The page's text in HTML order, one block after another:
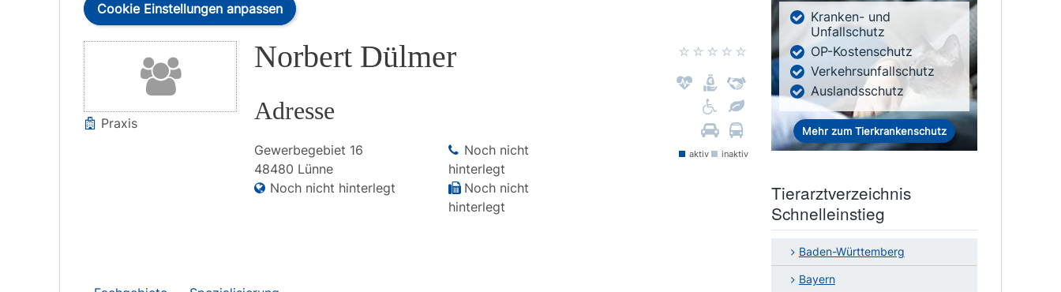
Cookie Einstellungen anpassen
Praxis
Norbert Dülmer
Adresse
Gewerbegebiet 16
48480 Lünne
Noch nicht hinterlegt
Noch nicht
hinterlegt
Noch nicht
hinterlegt
aktiv inaktiv
Kranken- und
Unfallschutz
OP-Kostenschutz
Verkehrsunfallschutz
Auslandsschutz
Mehr zum Tierkrankenschutz
Tierarztverzeichnis
Schnelleinstieg
Baden-Württemberg
Bayern